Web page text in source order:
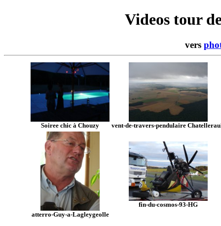
Videos tour
vers
Soiree chic à Chouzy vent-de-travers-pendulaire
atterro-Guy-a-Lagleygeolle
fin-du-cosmos-93-HG